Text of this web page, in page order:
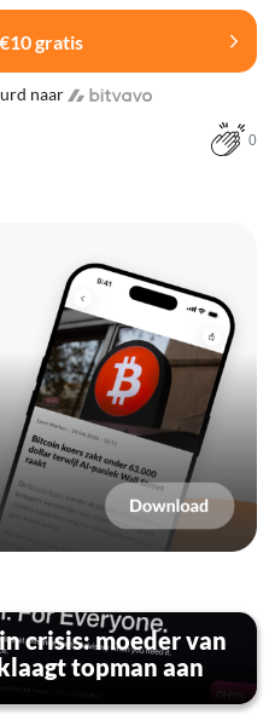
gratis
naar
0
crisis: moeder van
topman aan